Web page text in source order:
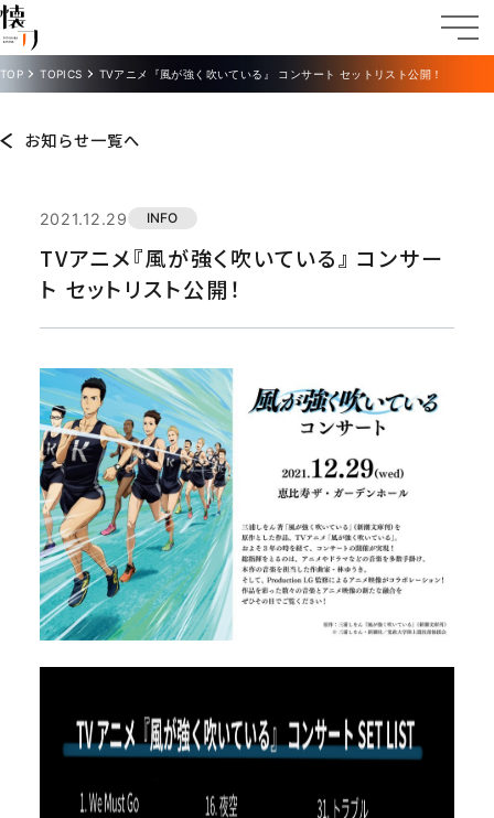
TOP TOPICS TVアニメ『風が強く吹いている』 コンサート セットリスト公開！
お知らせ一覧へ
2021.12.29 INFO
TVアニメ『風が強く吹いている』 コンサー
ト セットリスト公開！